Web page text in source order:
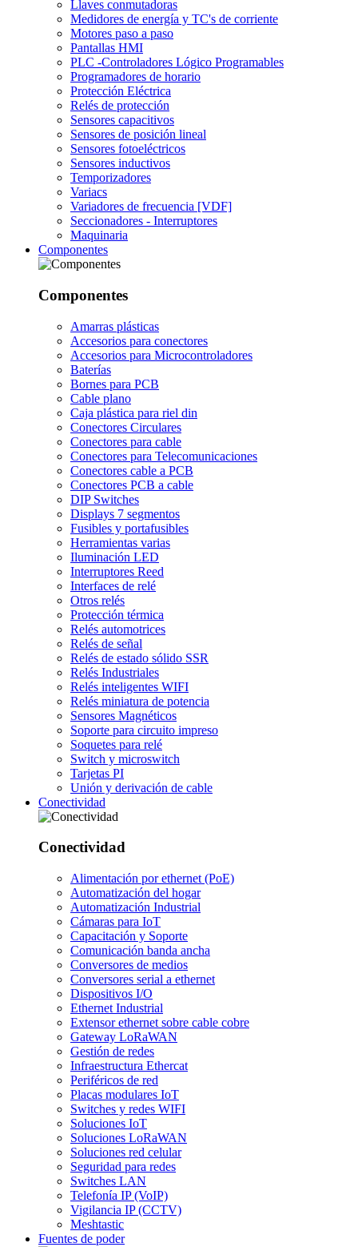
Llaves conmutadoras
Medidores de energía y TC's de corriente
Motores paso a paso
Pantallas HMI
PLC -Controladores Lógico Programables
Programadores de horario
Protección Eléctrica
Relés de protección
Sensores capacitivos
Sensores de posición lineal
Sensores fotoeléctricos
Sensores inductivos
Temporizadores
Variacs
Variadores de frecuencia [VDF]
Seccionadores - Interruptores
Maquinaria
Componentes
Componentes
Amarras plásticas
Accesorios para conectores
Accesorios para Microcontroladores
Baterías
Bornes para PCB
Cable plano
Caja plástica para riel din
Conectores Circulares
Conectores para cable
Conectores para Telecomunicaciones
Conectores cable a PCB
Conectores PCB a cable
DIP Switches
Displays 7 segmentos
Fusibles y portafusibles
Herramientas varias
Iluminación LED
Interruptores Reed
Interfaces de relé
Otros relés
Protección térmica
Relés automotrices
Relés de señal
Relés de estado sólido SSR
Relés Industriales
Relés inteligentes WIFI
Relés miniatura de potencia
Sensores Magnéticos
Soporte para circuito impreso
Soquetes para relé
Switch y microswitch
Tarjetas PI
Unión y derivación de cable
Conectividad
Conectividad
Alimentación por ethernet (PoE)
Automatización del hogar
Automatización Industrial
Cámaras para IoT
Capacitación y Soporte
Comunicación banda ancha
Conversores de medios
Conversores serial a ethernet
Dispositivos I/O
Ethernet Industrial
Extensor ethernet sobre cable cobre
Gateway LoRaWAN
Gestión de redes
Infraestructura Ethercat
Periféricos de red
Placas modulares IoT
Switches y redes WIFI
Soluciones IoT
Soluciones LoRaWAN
Soluciones red celular
Seguridad para redes
Switches LAN
Telefonía IP (VoIP)
Vigilancia IP (CCTV)
Meshtastic
Fuentes de poder